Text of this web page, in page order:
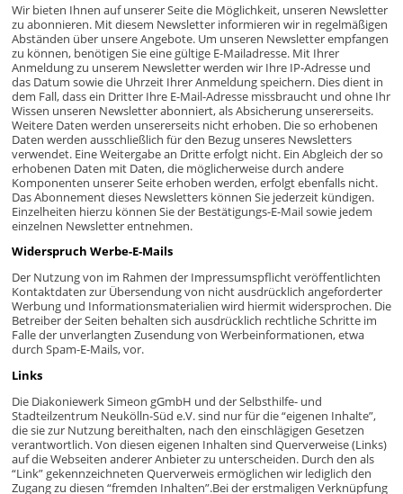
Wir bieten Ihnen auf unserer Seite die Möglichkeit, unseren Newsletter
zu abonnieren. Mit diesem Newsletter informieren wir in regelmäßigen
Abständen über unsere Angebote. Um unseren Newsletter empfangen
zu können, benötigen Sie eine gültige E-Mailadresse. Mit Ihrer
Anmeldung zu unserem Newsletter werden wir Ihre IP-Adresse und
das Datum sowie die Uhrzeit Ihrer Anmeldung speichern. Dies dient in
dem Fall, dass ein Dritter Ihre E-Mail-Adresse missbraucht und ohne Ihr
Wissen unseren Newsletter abonniert, als Absicherung unsererseits.
Weitere Daten werden unsererseits nicht erhoben. Die so erhobenen
Daten werden ausschließlich für den Bezug unseres Newsletters
verwendet. Eine Weitergabe an Dritte erfolgt nicht. Ein Abgleich der so
erhobenen Daten mit Daten, die möglicherweise durch andere
Komponenten unserer Seite erhoben werden, erfolgt ebenfalls nicht.
Das Abonnement dieses Newsletters können Sie jederzeit kündigen.
Einzelheiten hierzu können Sie der Bestätigungs-E-Mail sowie jedem
einzelnen Newsletter entnehmen.
Widerspruch Werbe-E-Mails
Der Nutzung von im Rahmen der Impressumspflicht veröffentlichten
Kontaktdaten zur Übersendung von nicht ausdrücklich angeforderter
Werbung und Informationsmaterialien wird hiermit widersprochen. Die
Betreiber der Seiten behalten sich ausdrücklich rechtliche Schritte im
Falle der unverlangten Zusendung von Werbeinformationen, etwa
durch Spam-E-Mails, vor.
Links
Die Diakoniewerk Simeon gGmbH und der Selbsthilfe- und
Stadteilzentrum Neukölln-Süd e.V. sind nur für die “eigenen Inhalte”,
die sie zur Nutzung bereithalten, nach den einschlägigen Gesetzen
verantwortlich. Von diesen eigenen Inhalten sind Querverweise (Links)
auf die Webseiten anderer Anbieter zu unterscheiden. Durch den als
“Link” gekennzeichneten Querverweis ermöglichen wir lediglich den
Zugang zu diesen “fremden Inhalten”.Bei der erstmaligen Verknüpfung